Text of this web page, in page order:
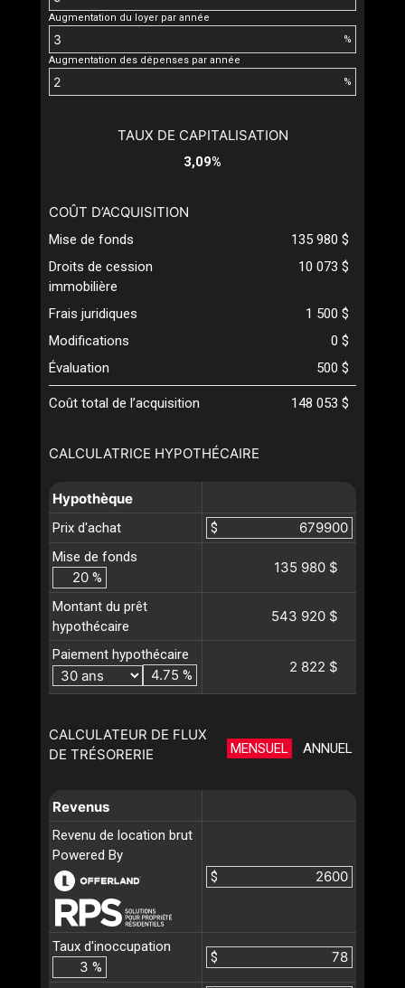
Augmentation du loyer par année
%
Augmentation des dépenses par année
%
CALCULATRICE HYPOTHÉCAIRE
Hypothèque
Prix d'achat
$
Mise de fonds
%
135 980 $
Montant du prêt
hypothécaire
543 920 $
Paiement hypothécaire
%
2 822 $
CALCULATEUR DE FLUX
DE TRÉSORERIE
MENSUEL ANNUEL
Revenus
Revenu de location brut
Powered By
$
Taux d'inoccupation
%
$
TAUX DE CAPITALISATION
3,09%
COÛT D’ACQUISITION
Mise de fonds
135 980 $
Droits de cession
immobilière
10 073 $
Frais juridiques
1 500 $
Modifications
0 $
Évaluation
500 $
Coût total de l’acquisition 148 053 $